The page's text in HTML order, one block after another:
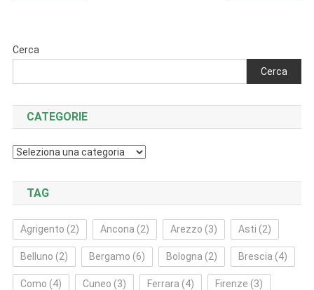
Cerca
Cerca
CATEGORIE
Categorie
TAG
Agrigento (2) Ancona (2) Arezzo (3) Asti (2)
Belluno (2) Bergamo (6) Bologna (2) Brescia (4)
Como (4) Cuneo (3) Ferrara (4) Firenze (3)